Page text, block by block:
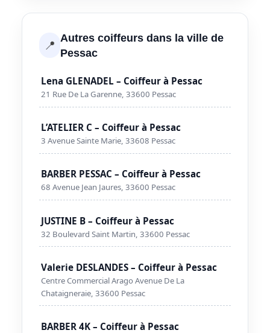
📍 Autres coiffeurs dans la ville de
Pessac
Lena GLENADEL – Coiffeur à Pessac
21 Rue De La Garenne, 33600 Pessac
L’ATELIER C – Coiffeur à Pessac
3 Avenue Sainte Marie, 33608 Pessac
BARBER PESSAC – Coiffeur à Pessac
68 Avenue Jean Jaures, 33600 Pessac
JUSTINE B – Coiffeur à Pessac
32 Boulevard Saint Martin, 33600 Pessac
Valerie DESLANDES – Coiffeur à Pessac
Centre Commercial Arago Avenue De La
Chataigneraie, 33600 Pessac
BARBER 4K – Coiffeur à Pessac